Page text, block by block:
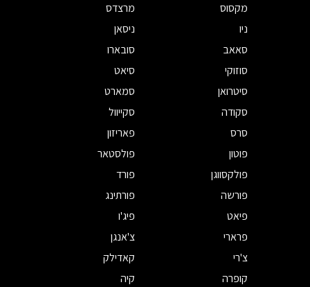
מקסוס
מרצדס
ניו
ניסאן
סאאב
סובארו
סוזוקי
סיאט
סיטרואן
סמארט
סקודה
סקייוול
סרס
פאריזון
פוטון
פולסטאר
פולקסווגן
פורד
פורשה
פורתינג
פיאט
פיג'ו
פרארי
צ'אנגן
צ'רי
קאדילק
קופרה
קיה